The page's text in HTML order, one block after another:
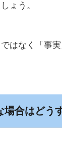
ょう。
はなく「事
場合はどう